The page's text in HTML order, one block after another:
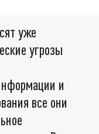
уже
угрозы
и
все они